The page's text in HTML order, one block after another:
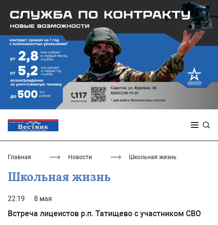
Главная Новости Школьная жизнь
Школьная жизнь
22:19 8 мая
Встреча лицеистов р.п. Татищево с участником СВО